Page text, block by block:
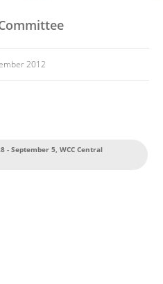
2012
- September 5, WCC Central